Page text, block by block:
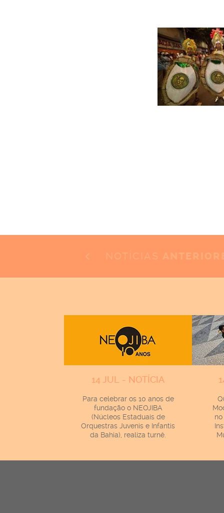
14 JUL - NOTÍCIA
Para celebrar os 10 anos de
fundação o NEOJIBA
(Núcleos Estaduais de
Orquestras Juvenis e Infantis
da Bahia), realiza turnê.